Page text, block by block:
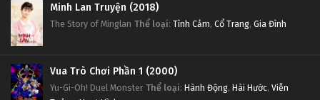
Minh Lan Truyện (2018)
The Story of Minglan Thể loại: Tình Cảm, Cổ Trang, Gia Đình
Vua Trò Chơi Phần 1 (2000)
Yu-Gi-Oh! Duel Monster Thể loại: Hành Động, Hài Hước, Viễn